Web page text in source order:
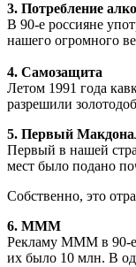
3. Потребление
В 90-е россияне
нашего огромного
4. Самозащита
Летом 1991 года
разрешили
5. Первый
Первый в нашей
мест было подано
Собственно, это
6. МММ
Рекламу МММ в 90-е
их было 10 млн. В